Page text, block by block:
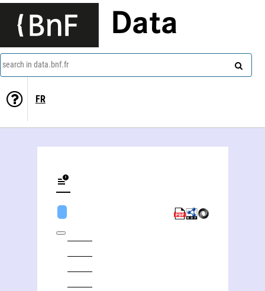
Data
search in data.bnf.fr
FR